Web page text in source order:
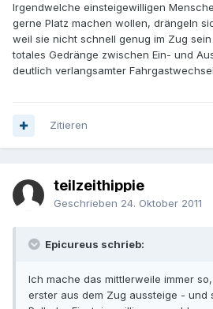
Irgendwelche einsteigewilligen
gerne Platz machen wollen, drängeln
weil sie nicht schnell genug im Zug
totales Gedränge zwischen Ein- und
deutlich verlangsamter
Zitieren
teilzeithippie
Geschrieben 24. Oktober 2011
Epicureus schrieb:
Ich mache das mittlerweile immer
erster aus dem Zug aussteige - und